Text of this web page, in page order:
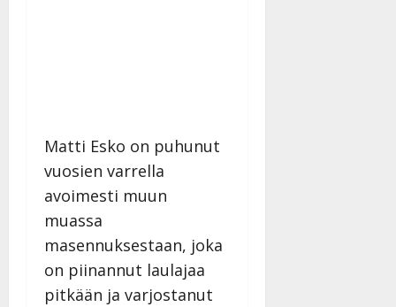
Matti Esko on puhunut
vuosien varrella
avoimesti muun
muassa
masennuksestaan, joka
on piinannut laulajaa
pitkään ja varjostanut